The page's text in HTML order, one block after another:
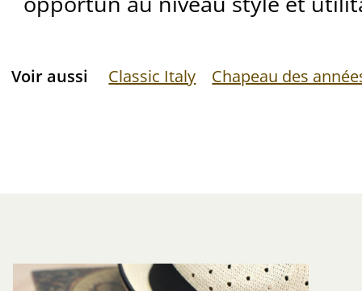
Voir aussi Classic Italy Chapeau des